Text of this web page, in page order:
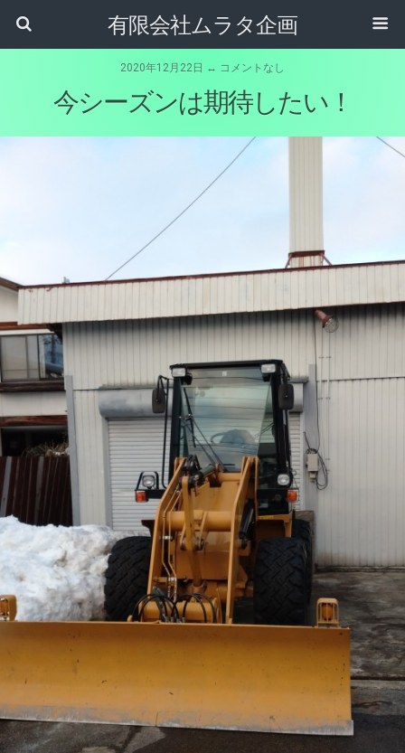
有限会社ムラタ企画
2020年12月22日 ↔ コメントなし
今シーズンは期待したい！